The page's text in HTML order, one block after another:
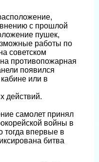
с прошлой
пушек,
работы по
советском
противопожарная
появился
или в
действий.
самолет принял
войны в
тогда впервые в
битва